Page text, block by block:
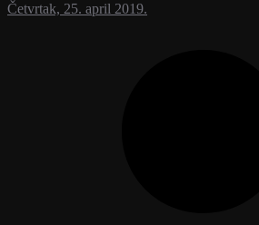
Četvrtak, 25. april 2019.